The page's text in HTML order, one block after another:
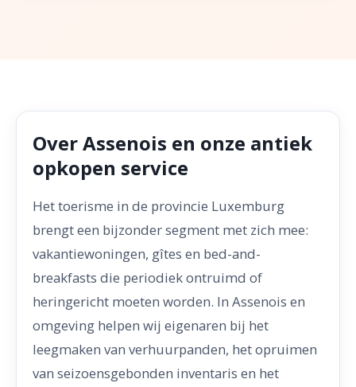
Over Assenois en onze antiek
opkopen service
Het toerisme in de provincie Luxemburg
brengt een bijzonder segment met zich mee:
vakantiewoningen, gîtes en bed-and-
breakfasts die periodiek ontruimd of
heringericht moeten worden. In Assenois en
omgeving helpen wij eigenaren bij het
leegmaken van verhuurpanden, het opruimen
van seizoensgebonden inventaris en het